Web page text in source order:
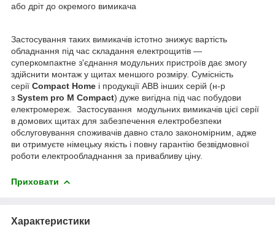
або дріт до окремого вимикача
Застосування таких вимикачів істотно знижує вартість
обладнання під час складання електрощитів —
суперкомпактне з'єднання модульних пристроїв дає змогу
здійснити монтаж у щитах меншого розміру. Сумісність
серії Compact Home і продукції ABB інших серій (н-р
з System pro M Compact) дуже вигідна під час побудови
електромереж. Застосування модульних вимикачів цієї серії
в домових щитах для забезпечення електробезпеки
обслуговування споживачів давно стало закономірним, адже
ви отримуєте німецьку якість і повну гарантію безвідмовної
роботи електрообладнання за привабливу ціну.
Приховати
Характеристики